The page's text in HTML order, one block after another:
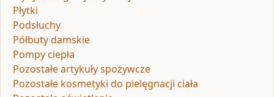
Płytki
Podsłuchy
Półbuty damskie
Pompy ciepła
Pozostałe artykuły spożywcze
Pozostałe kosmetyki do pielęgnacji ciała